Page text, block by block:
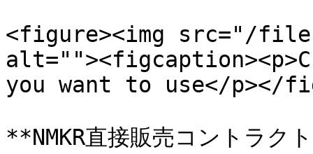
<figure><img src="/files/
you want to use</p></
**NMKR直接販売コントラ